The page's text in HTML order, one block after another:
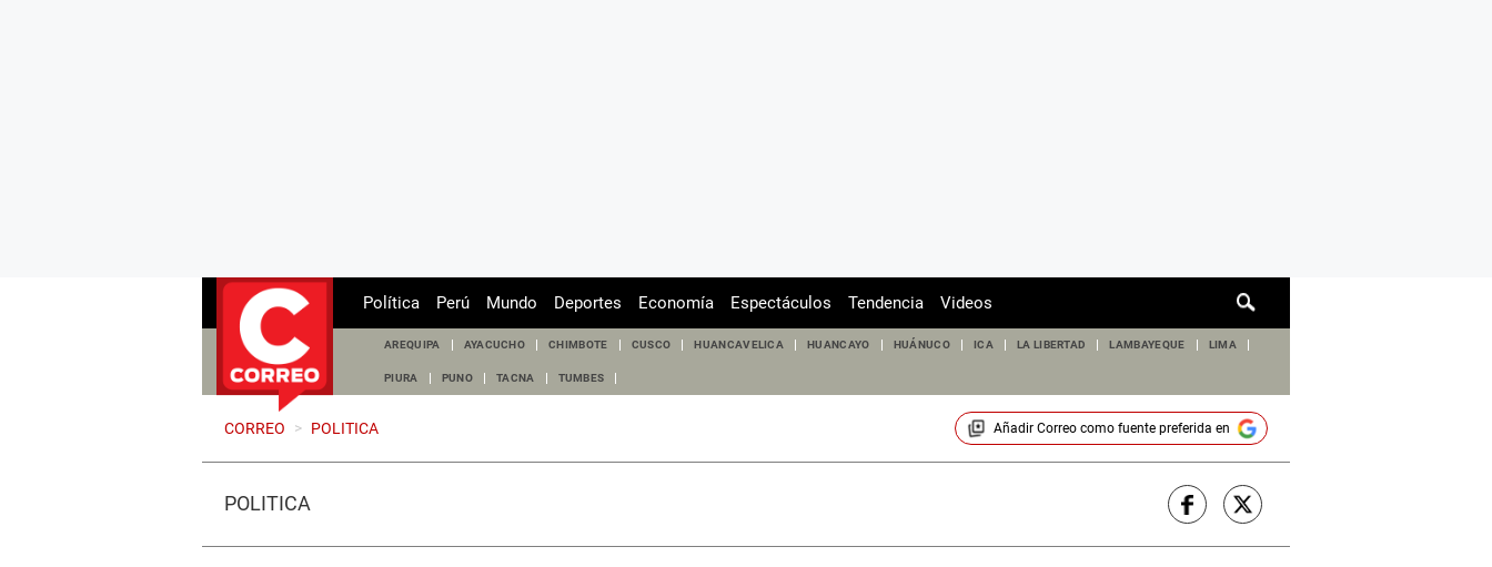
de
Política Perú Mundo Deportes Economía Espectáculos Tendencia Videos
AREQUIPA AYACUCHO CHIMBOTE CUSCO HUANCAVELICA HUANCAYO HUÁNUCO ICA LA LIBERTAD LAMBAYEQUE LIMA
PIURA PUNO TACNA TUMBES
CORREO > POLITICA Añadir Correocomo fuente preferida en
POLÍTICA